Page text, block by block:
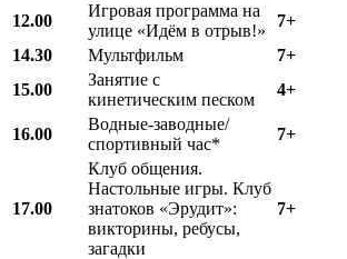
12.00
Игровая программа на
улице «Идём в отрыв!»
7+
14.30 Мультфильм 7+
15.00
Занятие с
кинетическим песком
4+
16.00
Водные-заводные/
спортивный час*
7+
17.00
Клуб общения.
Настольные игры. Клуб
знатоков «Эрудит»:
викторины, ребусы,
загадки
7+